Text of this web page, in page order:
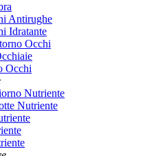
Antirughe
Idratante
Occhi
Occhi
Nutriente
Nutriente